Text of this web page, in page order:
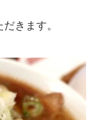
きます。